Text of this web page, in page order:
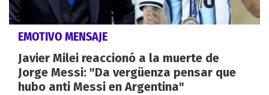
EMOTIVO MENSAJE
Javier Milei reaccionó a la muerte de
Jorge Messi: "Da vergüenza pensar que
hubo anti Messi en Argentina"